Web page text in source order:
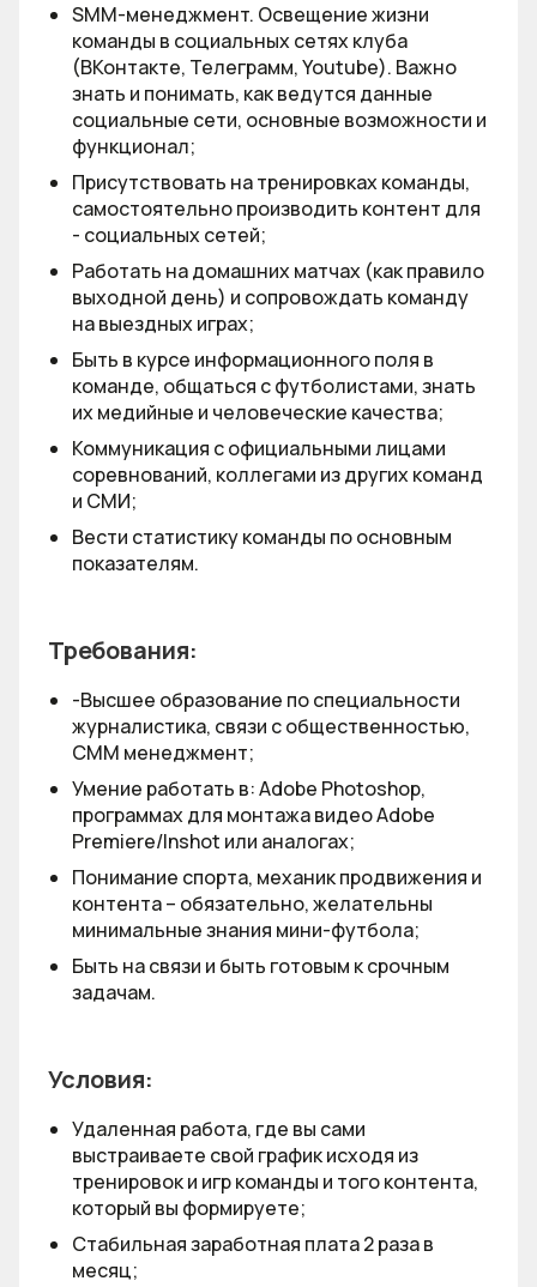
SMM-менеджмент. Освещение жизни
команды в социальных сетях клуба
(ВКонтакте, Телеграмм, Youtube). Важно
знать и понимать, как ведутся данные
социальные сети, основные возможности и
функционал;
Присутствовать на тренировках команды,
самостоятельно производить контент для
- социальных сетей;
Работать на домашних матчах (как правило
выходной день) и сопровождать команду
на выездных играх;
Быть в курсе информационного поля в
команде, общаться с футболистами, знать
их медийные и человеческие качества;
Коммуникация с официальными лицами
соревнований, коллегами из других команд
и СМИ;
Вести статистику команды по основным
показателям.
Требования:
-Высшее образование по специальности
журналистика, связи с общественностью,
СММ менеджмент;
Умение работать в: Adobe Photoshop,
программах для монтажа видео Adobe
Premiere/Inshot или аналогах;
Понимание спорта, механик продвижения и
контента – обязательно, желательны
минимальные знания мини-футбола;
Быть на связи и быть готовым к срочным
задачам.
Условия:
Удаленная работа, где вы сами
выстраиваете свой график исходя из
тренировок и игр команды и того контента,
который вы формируете;
Стабильная заработная плата 2 раза в
месяц;